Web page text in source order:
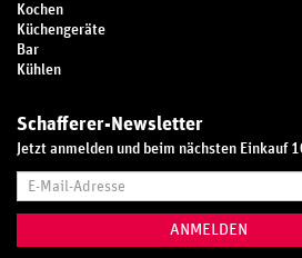
Kochen
Küchengeräte
Bar
Kühlen
Schafferer-Newsletter
Jetzt anmelden und beim nächsten Einkauf
Mail-
ANMELDEN